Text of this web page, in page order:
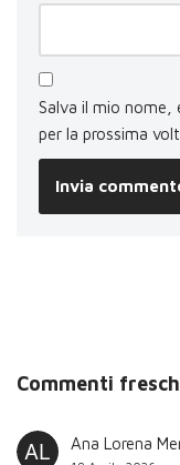
Salva il mio nome,
per la prossima
Commenti
Ana Lorena